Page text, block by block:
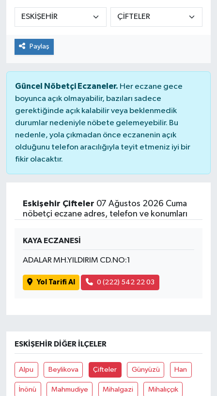
Paylaş
Güncel Nöbetçi Eczaneler. Her eczane gece
boyunca açık olmayabilir, bazıları sadece
gerektiğinde açık kalabilir veya beklenmedik
durumlar nedeniyle nöbete gelemeyebilir. Bu
nedenle, yola çıkmadan önce eczanenin açık
olduğunu telefon aracılığıyla teyit etmeniz iyi bir
fikir olacaktır.
Eskişehir Çifteler 07 Ağustos 2026 Cuma
nöbetçi eczane adres, telefon ve konumları
KAYA ECZANESİ
ADALAR MH.YILDIRIM CD.NO:1
Yol Tarifi Al 0 (222) 542 22 03
ESKIŞEHIR DIĞER İLÇELER
Alpu Beylikova Çifteler Günyüzü Han
İnönü Mahmudiye Mihalgazi Mihalıççık
Siyaset
Spor